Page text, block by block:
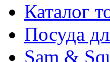
Каталог
Посуда
Sam &